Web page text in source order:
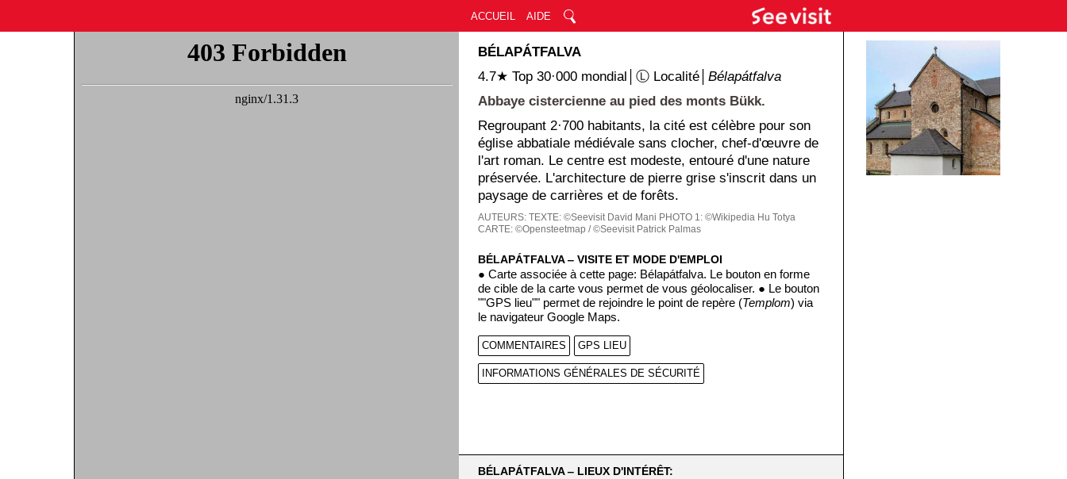
ACCUEIL AIDE
BÉLAPÁTFALVA
4.7★ Top 30·000 mondial│Ⓛ Localité│Bélapátfalva
Abbaye cistercienne au pied des monts Bükk.
Regroupant 2·700 habitants, la cité est célèbre pour son
église abbatiale médiévale sans clocher, chef-d'œuvre de
l'art roman. Le centre est modeste, entouré d'une nature
préservée. L'architecture de pierre grise s'inscrit dans un
paysage de carrières et de forêts.
AUTEURS:TEXTE: ©Seevisit David Mani PHOTO 1: ©Wikipedia Hu Totya
CARTE: ©Opensteetmap / ©Seevisit Patrick Palmas
BÉLAPÁTFALVA ‒ VISITE ET MODE D'EMPLOI
● Carte associée à cette page: Bélapátfalva. Le bouton en forme
de cible de la carte vous permet de vous géolocaliser. ● Le bouton
""GPS lieu"" permet de rejoindre le point de repère (Templom) via
le navigateur Google Maps.
COMMENTAIRES GPS LIEU
INFORMATIONS GÉNÉRALES DE SÉCURITÉ
BÉLAPÁTFALVA ‒ LIEUX D'INTÉRÊT: